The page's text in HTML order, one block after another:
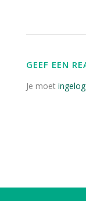
GEEF EEN
Je moet